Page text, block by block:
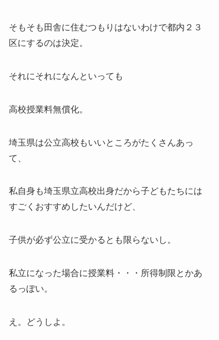
そもそも田舎に住むつもりはないわけで都内２３
区にするのは決定。
それにそれになんといっても
高校授業料無償化。
埼玉県は公立高校もいいところがたくさんあっ
て、
私自身も埼玉県立高校出身だから子どもたちには
すごくおすすめしたいんだけど、
子供が必ず公立に受かるとも限らないし。
私立になった場合に授業料・・・所得制限とかあ
るっぽい。
え。どうしよ。